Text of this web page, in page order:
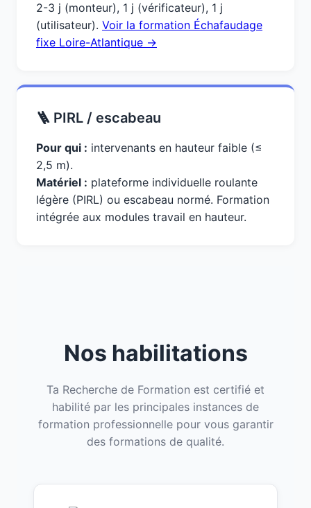
2-3 j (monteur), 1 j (vérificateur), 1 j
(utilisateur). Voir la formation Échafaudage
fixe Loire-Atlantique →
🪜 PIRL / escabeau
Pour qui : intervenants en hauteur faible (≤
2,5 m).
Matériel : plateforme individuelle roulante
légère (PIRL) ou escabeau normé. Formation
intégrée aux modules travail en hauteur.
Nos habilitations
Ta Recherche de Formation est certifié et
habilité par les principales instances de
formation professionnelle pour vous garantir
des formations de qualité.